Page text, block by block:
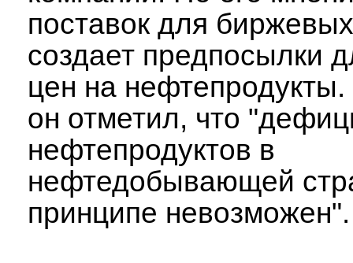
поставок для
создает предпосылки
цен на
он отметил, что
нефтепродуктов в
нефтедобывающей
принципе невозможен".